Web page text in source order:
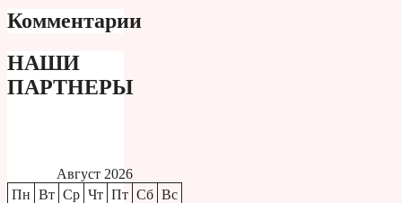
Комментарии
НАШИ
ПАРТНЕРЫ
Август 2026
Пн Вт Ср Чт Пт Сб Вс